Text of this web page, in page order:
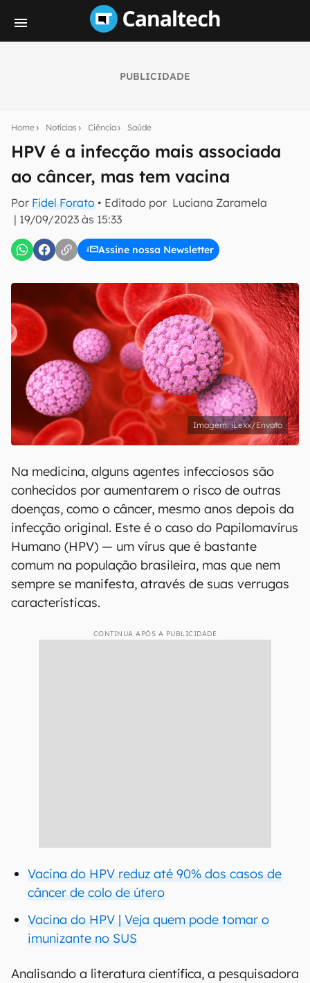
PUBLICIDADE
Home Notícias Ciência Saúde
HPV é a infecção mais associada
ao câncer, mas tem vacina
Por Fidel Forato • Editado por Luciana Zaramela
| 19/09/2023 às 15:33
Assine nossa Newsletter
notícias e reviews sobre tecnologia em primeira
mão.
E-mail
Uso e Política de Privacidade do Canaltech.
iLexx/Envato
Na medicina, alguns agentes infecciosos são
conhecidos por aumentarem o risco de outras
doenças, como o câncer, mesmo anos depois da
infecção original. Este é o caso do Papilomavírus
Humano (HPV) — um vírus que é bastante
comum na população brasileira, mas que nem
sempre se manifesta, através de suas verrugas
características.
CONTINUA APÓS A PUBLICIDADE
Vacina do HPV reduz até 90% dos casos de
câncer de colo de útero
Vacina do HPV | Veja quem pode tomar o
imunizante no SUS
Analisando a literatura científica, a pesquisadora